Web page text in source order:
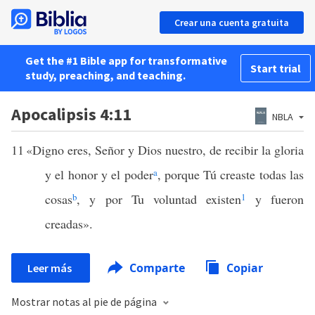
Crear una cuenta gratuita
Get the #1 Bible app for transformative
study, preaching, and teaching.
Start trial
Apocalipsis 4:11 NBLA
11 «Digno eres, Señor y Dios nuestro, de recibir la gloria
y el honor y el podera, porque Tú creaste todas las
cosasb, y por Tu voluntad existen1
y fueron
creadas».
Leer más Comparte Copiar
Mostrar notas al pie de página